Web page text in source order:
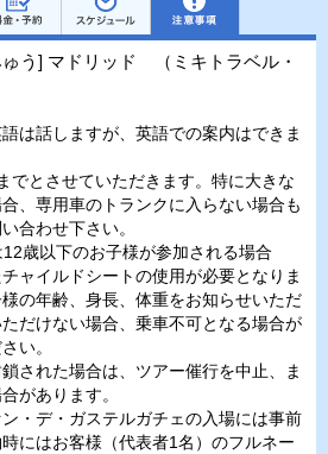
う] マドリッド （ミキトラベル・
は話しますが、英語での案内はできま
でとさせていただきます。特に大きな
、専用車のトランクに入らない場合も
合わせ下さい。
歳以下のお子様が参加される場合
ャイルドシートの使用が必要となりま
の年齢、身長、体重をお知らせいただ
だけない場合、乗車不可となる場合が
い。
された場合は、ツアー催行を中止、ま
があります。
・デ・ガステルガチェの入場には事前
にはお客様（代表者1名）のフルネー